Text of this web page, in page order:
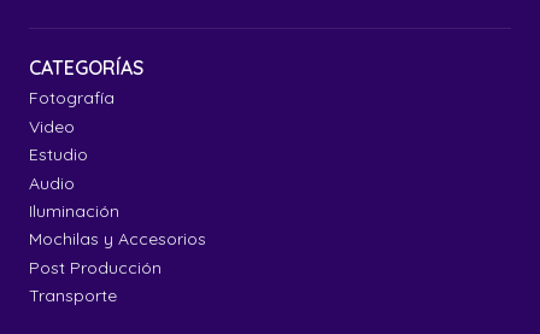
CATEGORÍAS
Fotografía
Video
Estudio
Audio
Iluminación
Mochilas y Accesorios
Post Producción
Transporte